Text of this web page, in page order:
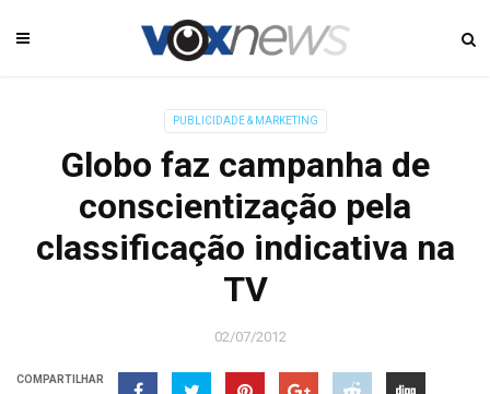
PUBLICIDADE & MARKETING
Globo faz campanha de
conscientização pela
classificação indicativa na
TV
02/07/2012
COMPARTILHAR